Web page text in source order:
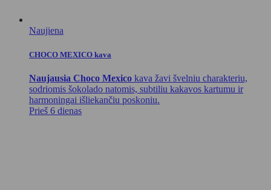
Naujiena
CHOCO MEXICO kava
Naujausia Choco Mexico kava žavi švelniu charakteriu,
sodriomis šokolado natomis, subtiliu kakavos kartumu ir
harmoningai išliekančiu poskoniu.
Prieš 6 dienas